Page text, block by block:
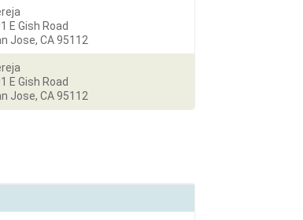
E Gish Road
Jose, CA 95112
E Gish Road
Jose, CA 95112